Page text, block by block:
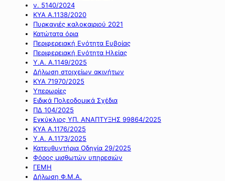
ν. 5140/2024
ΚΥΑ Α.1138/2020
Πυρκαγιές καλοκαιριού 2021
Κατώτατα όρια
Περιφερειακή Ενότητα Ευβοίας
Περιφερειακή Ενότητα Ηλείας
Υ.Α. Α.1149/2025
Δήλωση στοιχείων ακινήτων
ΚΥΑ 71970/2025
Υπερωρίες
Ειδικά Πολεοδομικά Σχέδια
ΠΔ 104/2025
Εγκύκλιος ΥΠ. ΑΝΑΠΤΥΞΗΣ 99864/2025
ΚΥΑ Α.1176/2025
Υ.Α. Α.1173/2025
Κατευθυντήρια Οδηγία 29/2025
Φόρος μισθωτών υπηρεσιών
ΓΕΜΗ
Δήλωση Φ.Μ.Α.